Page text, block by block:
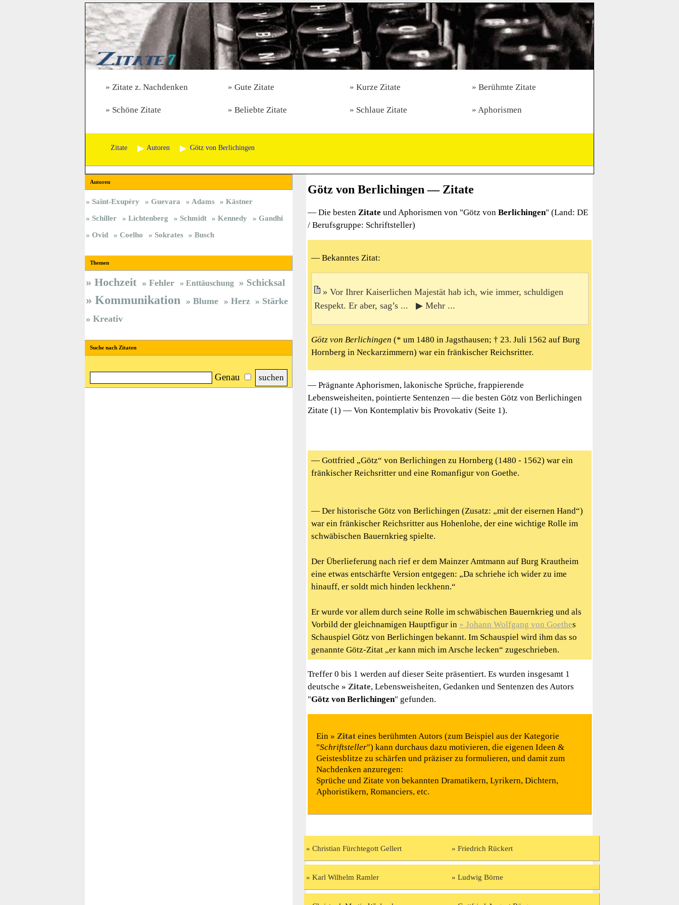
Zitate z. Nachdenken Gute Zitate Kurze Zitate Berühmte Zitate
Schöne Zitate Beliebte Zitate Schlaue Zitate Aphorismen
Zitate Autoren Götz von Berlichingen
Götz von Berlichingen — Zitate
— Die bestenZitate und Aphorismen von "Götz vonBerlichingen" (Land: DE
/ Berufsgruppe: Schriftsteller)
— Bekanntes Zitat:
Vor Ihrer Kaiserlichen Majestät hab ich, wie immer, schuldigen
Respekt. Er aber, sag’s ... ▶ Mehr ...
Götz von Berlichingen (* um 1480 in Jagsthausen; † 23. Juli 1562 auf Burg
Hornberg in Neckarzimmern) war ein fränkischer Reichsritter.
— Prägnante Aphorismen, lakonische Sprüche, frappierende
Lebensweisheiten, pointierte Sentenzen — die besten Götz von Berlichingen
Zitate (1) — Von Kontemplativ bis Provokativ (Seite 1).
— Gottfried „Götz“ von Berlichingen zu Hornberg (1480 - 1562) war ein
fränkischer Reichsritter und eine Romanfigur von Goethe.
— Der historische Götz von Berlichingen (Zusatz: „mit der eisernen Hand“)
war ein fränkischer Reichsritter aus Hohenlohe, der eine wichtige Rolle im
schwäbischen Bauernkrieg spielte.
Der Überlieferung nach rief er dem Mainzer Amtmann auf Burg Krautheim
eine etwas entschärfte Version entgegen: „Da schriehe ich wider zu ime
hinauff, er soldt mich hinden leckhenn.“
Er wurde vor allem durch seine Rolle im schwäbischen Bauernkrieg und als
Vorbild der gleichnamigen Hauptfigur in
Johann Wolfgang von Goethes
Schauspiel Götz von Berlichingen bekannt. Im Schauspiel wird ihm das so
genannte Götz-Zitat „er kann mich im Arsche lecken“ zugeschrieben.
Treffer 0 bis 1 werden auf dieser Seite präsentiert. Es wurden insgesamt 1
deutsche
Zitate, Lebensweisheiten, Gedanken und Sentenzen des Autors
"Götz von Berlichingen" gefunden.
Ein Zitateines berühmten Autors (zum Beispiel aus der Kategorie
"Schriftsteller") kann durchaus dazu motivieren, die eigenen Ideen &
Geistesblitze zu schärfen und präziser zu formulieren, und damit zum
Nachdenken anzuregen:
Sprüche und Zitate von bekannten Dramatikern, Lyrikern, Dichtern,
Aphoristikern, Romanciers, etc.
Christian Fürchtegott Gellert
Karl Wilhelm Ramler
Friedrich Rückert
Ludwig Börne
Autoren
Saint-Exupéry Guevara Adams
Kästner
Schiller
Lichtenberg Schmidt Kennedy
Gandhi
Ovid
Coelho Sokrates Busch
Themen
Hochzeit Fehler Enttäuschung Schicksal
Kommunikation Blume Herz
Stärke
Kreativ
Suche nach Zitaten
Genau